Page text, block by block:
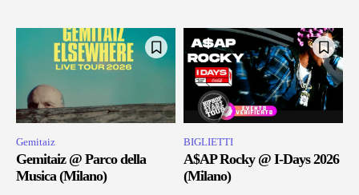
Gemitaiz
Gemitaiz @ Parco della
Musica (Milano)
BIGLIETTI
A$AP Rocky @ I-Days 2026
(Milano)